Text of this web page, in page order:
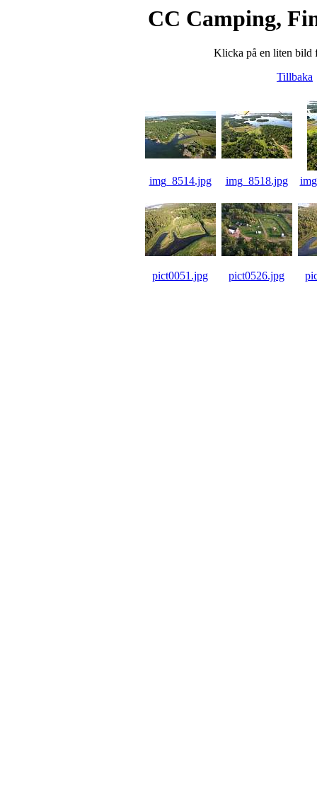
CC Camping,
Klicka på en liten bild
Tillbaka
img_8514.jpg img_8518.jpg
pict0051.jpg pict0526.jpg